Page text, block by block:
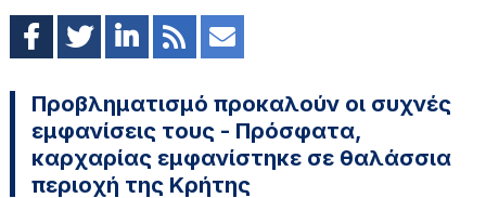
Προβληματισμό προκαλούν οι συχνές
εμφανίσεις τους - Πρόσφατα,
καρχαρίας εμφανίστηκε σε θαλάσσια
περιοχή της Κρήτης